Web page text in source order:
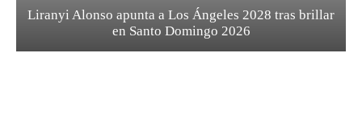
Liranyi Alonso apunta a Los Ángeles 2028 tras brillar
en Santo Domingo 2026